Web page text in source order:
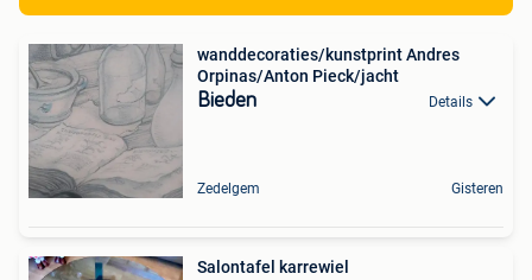
wanddecoraties/kunstprint Andres
Orpinas/Anton Pieck/jacht
Bieden Details
Zedelgem Gisteren
Salontafel karrewiel